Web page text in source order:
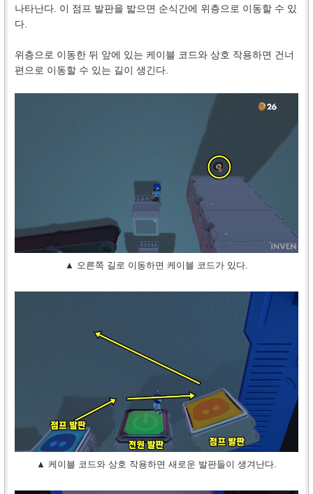
나타난다. 이 점프 발판을 밟으면 순식간에 위층으로 이동할 수 있
다.
위층으로 이동한 뒤 앞에 있는 케이블 코드와 상호 작용하면 건너
편으로 이동할 수 있는 길이 생긴다.
▲ 오른쪽 길로 이동하면 케이블 코드가 있다.
▲ 케이블 코드와 상호 작용하면 새로운 발판들이 생겨난다.